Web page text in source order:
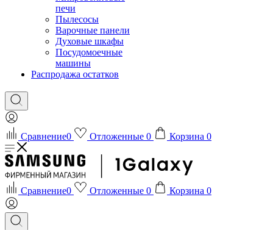
печи
Пылесосы
Варочные панели
Духовые шкафы
Посудомоечные
машины
Распродажа остатков
Сравнение0 Отложенные 0 Корзина 0
Сравнение0 Отложенные 0 Корзина 0